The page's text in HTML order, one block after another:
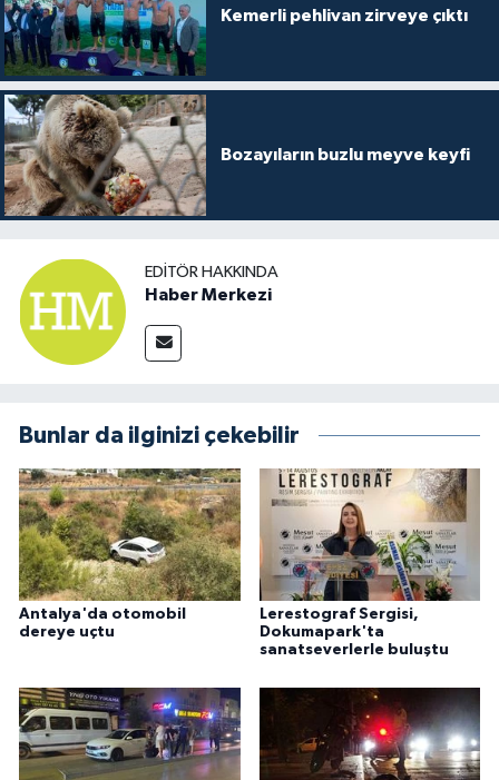
Kemerli pehlivan zirveye çıktı
Bozayıların buzlu meyve keyfi
EDITÖR HAKKINDA
Haber Merkezi
Bunlar da ilginizi çekebilir
Antalya'da otomobil
dereye uçtu
Lerestograf Sergisi,
Dokumapark'ta
sanatseverlerle buluştu